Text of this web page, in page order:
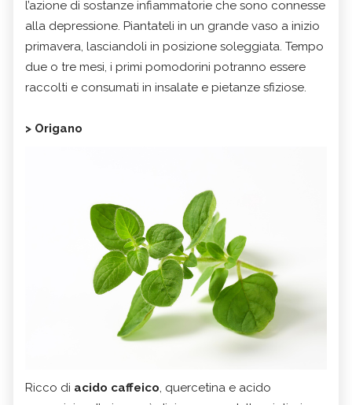
l’azione di sostanze infiammatorie che sono connesse
alla depressione. Piantateli in un grande vaso a inizio
primavera, lasciandoli in posizione soleggiata. Tempo
due o tre mesi, i primi pomodorini potranno essere
raccolti e consumati in insalate e pietanze sfiziose.
> Origano
Ricco di acido caffeico, quercetina e acido